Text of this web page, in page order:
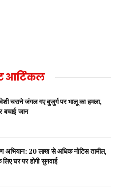
आर्टिकल
चराने जंगल गए बुजुर्ग पर भालू का हमला,
बचाई जान
अभियान: 20 लाख से अधिक नोटिस तामील,
लिए घर पर होगी सुनवाई